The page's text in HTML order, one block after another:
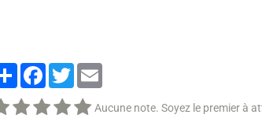
PartagerFacebook
Twitter
Aucune note. Soyez le premier à